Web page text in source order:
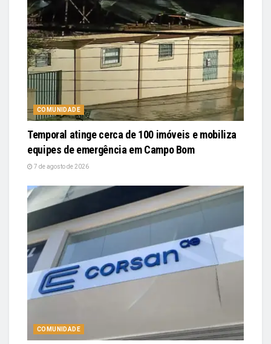
COMUNIDADE
Temporal atinge cerca de 100 imóveis e mobiliza
equipes de emergência em Campo Bom
7 de agosto de 2026
COMUNIDADE